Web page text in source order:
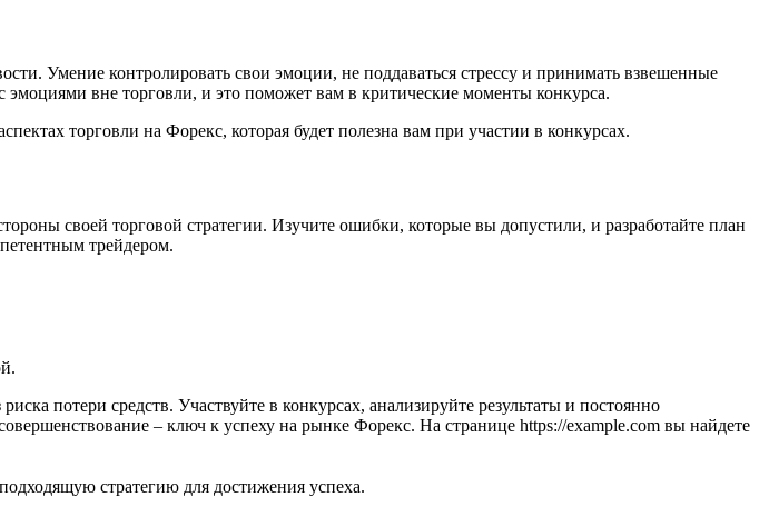
Умение контролировать свои эмоции, не поддаваться стрессу и принимать взвешенные
вне торговли, и это поможет вам в критические моменты конкурса.
торговли на Форекс, которая будет полезна вам при участии в конкурсах.
своей торговой стратегии. Изучите ошибки, которые вы допустили, и разработайте план
трейдером.
потери средств. Участвуйте в конкурсах, анализируйте результаты и постоянно
– ключ к успеху на рынке Форекс. На странице https://example.com вы найдете
стратегию для достижения успеха.